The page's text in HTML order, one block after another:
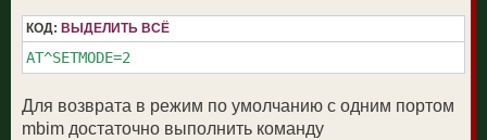
КОД: ВЫДЕЛИТЬ ВСЁ
AT^SETMODE=2
Для возврата в режим по умолчанию с одним портом
mbim достаточно выполнить команду